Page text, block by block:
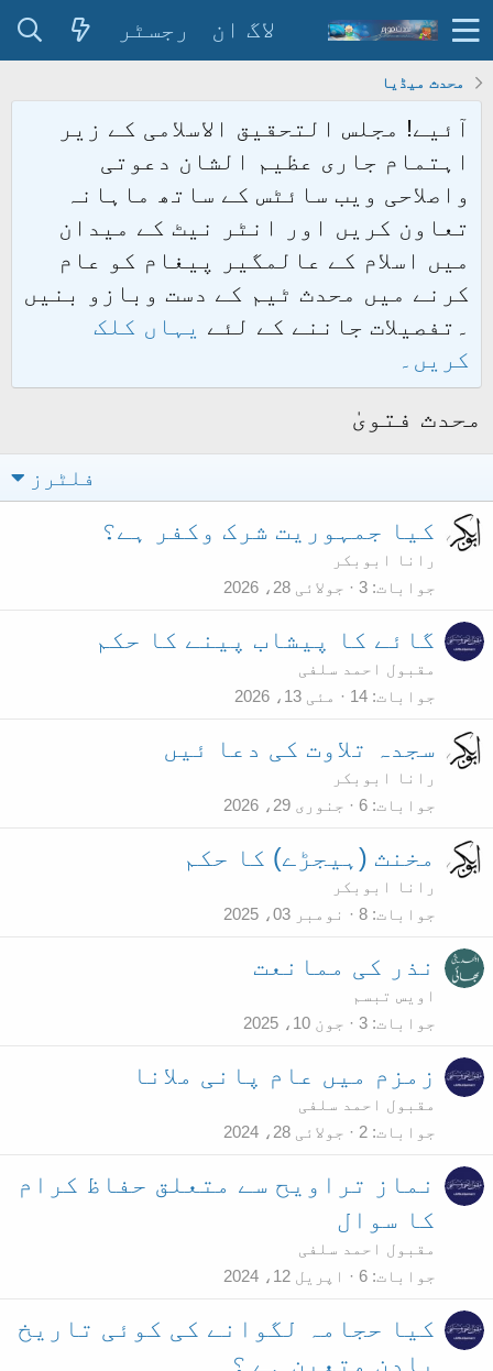
لاگ ان رجسٹر
محدث میڈیا
آئیے! مجلس التحقیق الاسلامی کے زیر
اہتمام جاری عظیم الشان دعوتی
واصلاحی ویب سائٹس کے ساتھ ماہانہ
تعاون کریں اور انٹر نیٹ کے میدان
میں اسلام کے عالمگیر پیغام کو عام
کرنے میں محدث ٹیم کے دست وبازو بنیں
۔تفصیلات جاننے کے لئے یہاں کلک
کریں۔
محدث فتویٰ
فلٹرز
کیا جمہوریت شرک وکفر ہے؟
رانا ابوبکر
جوابات 3 جولائی 28، 2026
گائے کا پیشاب پینے کا حکم
مقبول احمد سلفی
جوابات 14 مئی 13، 2026
سجدہ تلاوت کی دعا ئیں
رانا ابوبکر
جوابات 6 جنوری 29، 2026
مخنث (ہیجڑے) کا حکم
رانا ابوبکر
جوابات 8 نومبر 03، 2025
نذر کی ممانعت
اویس تبسم
جوابات 3 جون 10، 2025
زمزم میں عام پانی ملانا
مقبول احمد سلفی
جوابات 2 جولائی 28، 2024
نماز تراویح سے متعلق حفاظ کرام
کا سوال
مقبول احمد سلفی
جوابات 6 اپریل 12، 2024
کیا حجامہ لگوانے کی کوئی تاریخ
یادن متعین ہے ؟